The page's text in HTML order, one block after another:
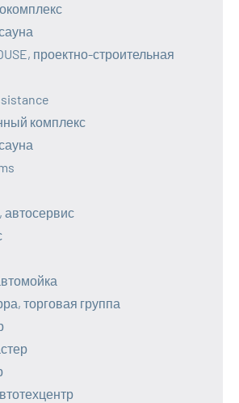
проектно-строительная
комплекс
автосервис
торговая группа